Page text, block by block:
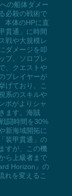
の船体ダメー
必殺の戦術で
本体のHPに直
貫通」に時間
戦や大規模レ
ダメージを叩
プ。ソロプレ
、クエストや
プレイヤーが
げており、こ
系のスキルや
ボがよりシャ
ます。海賊
闘時間を30%
新海域開拓に
装甲貫通」の
すが、この機
ら上級者まで
Horizon』の
れを変えるこ